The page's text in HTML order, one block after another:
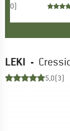
0)
LEKI -
5,0(3)